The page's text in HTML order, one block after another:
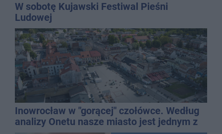
W sobotę Kujawski Festiwal Pieśni
Ludowej
Inowrocław w "gorącej" czołówce. Według
analizy Onetu nasze miasto jest jednym z